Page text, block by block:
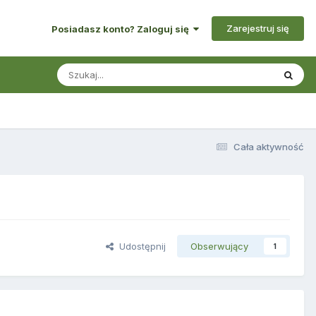
Posiadasz konto? Zaloguj się Zarejestruj się
Cała aktywność
Udostępnij Obserwujący 1